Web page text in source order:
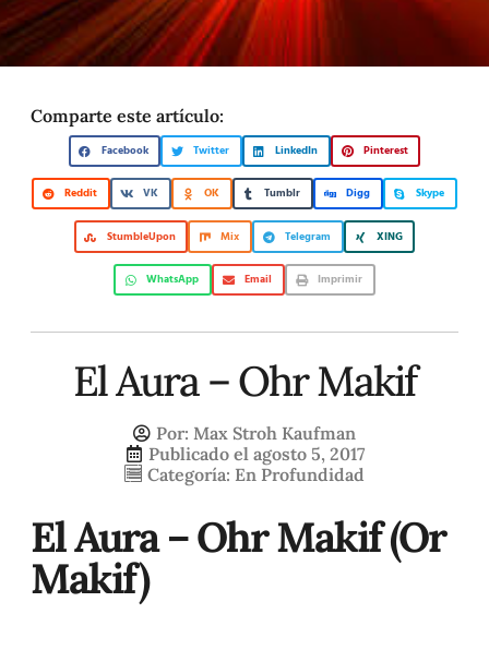
Comparte este artículo:
Facebook Twitter LinkedIn Pinterest
Reddit VK OK Tumblr Digg Skype
StumbleUpon Mix Telegram XING
WhatsApp Email Imprimir
El Aura – Ohr Makif
Por: Max Stroh Kaufman
Publicado el agosto 5, 2017
Categoría: En Profundidad
El Aura – Ohr Makif (Or
Makif)